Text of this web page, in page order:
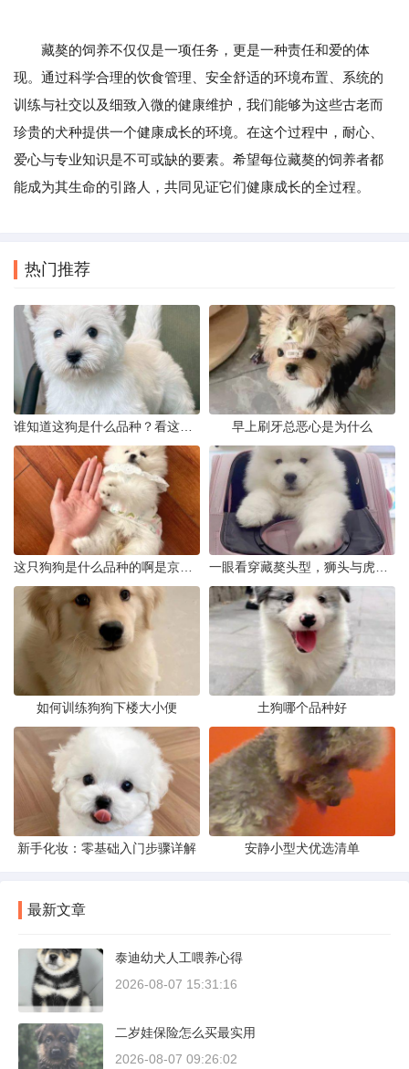
藏獒的饲养不仅仅是一项任务，更是一种责任和爱的体
现。通过科学合理的饮食管理、安全舒适的环境布置、系统的
训练与社交以及细致入微的健康维护，我们能够为这些古老而
珍贵的犬种提供一个健康成长的环境。在这个过程中，耐心、
爱心与专业知识是不可或缺的要素。希望每位藏獒的饲养者都
能成为其生命的引路人，共同见证它们健康成长的全过程。
热门推荐
早上刷牙总恶心是为什么
如何训练狗狗下楼大小便 土狗哪个品种好
新手化妆：零基础入门步骤详解 安静小型犬优选清单
最新文章
泰迪幼犬人工喂养心得
2026-08-07 15:31:16
二岁娃保险怎么买最实用
2026-08-07 09:26:02